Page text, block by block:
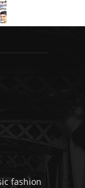
fashion